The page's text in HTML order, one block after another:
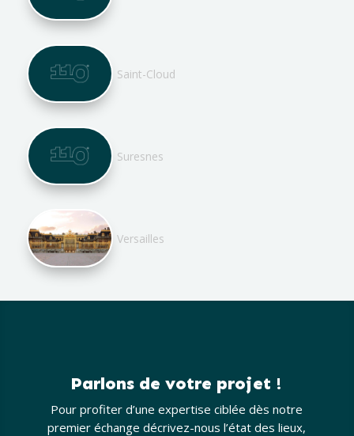
Saint-Cloud
Suresnes
Versailles
Parlons de votre projet !
Pour profiter d’une expertise ciblée dès notre
premier échange décrivez-nous l’état des lieux,